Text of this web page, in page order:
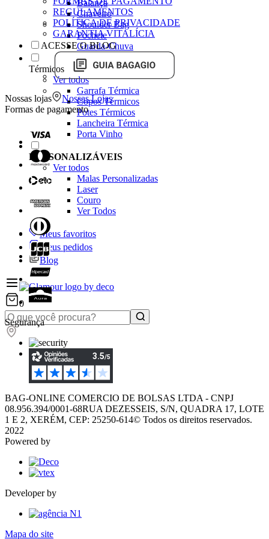
Balança
Chaveiro
Shoulder Bag
Pochete
Guarda-Chuva
Térmicos
Ver todos
Garrafa Térmica
Copos Térmicos
Potes Térmicos
Lancheira Térmica
Porta Vinho
PERSONALIZÁVEIS
Ver todos
Malas Personalizadas
Laser
Couro
Ver Todos
Meus favoritos
Meus pedidos
Blog
0
REGULAMENTOS
POLÍTICA DE PRIVACIDADE
GARANTIA VITALÍCIA
ACESSE O BLOG
Nossas lojas
Nossas Lojas
Formas de pagamento
Segurança
BAG-ONLINE COMERCIO DE BOLSAS LTDA - CNPJ
08.956.394/0001-68RUA DEZESSEIS, S/N, QUADRA 17, LOTE
1 E 2, XERÉM, CEP: 25250-614© Todos os direitos reservados.
2022
Powered by
Developer by
Mapa do site